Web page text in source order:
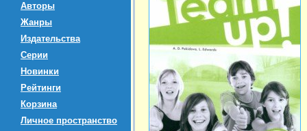
Авторы
Жанры
Издательства
Серии
Новинки
Рейтинги
Корзина
Личное пространство